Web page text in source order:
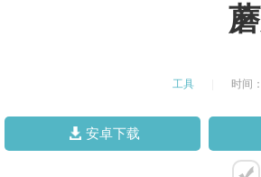
工具 时间
安卓下载